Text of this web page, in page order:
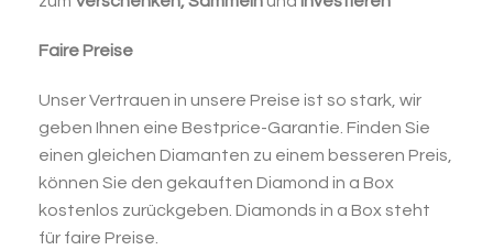
Faire Preise
Unser Vertrauen in unsere Preise ist so stark, wir
geben Ihnen eine Bestprice-Garantie. Finden Sie
einen gleichen Diamanten zu einem besseren Preis,
können Sie den gekauften Diamond in a Box
kostenlos zurückgeben. Diamonds in a Box steht
für faire Preise.